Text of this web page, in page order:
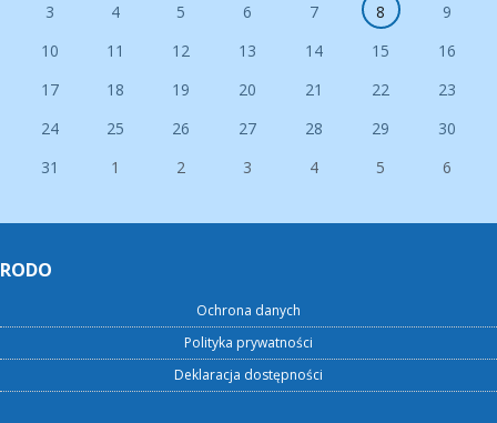
3
4 5 6 7 8
9
10
11 12 13 14 15
16
17
18 19 20 21 22
23
24
25 26 27 28 29
30
31
1 2 3 4 5 6
RODO
Ochrona danych
Polityka prywatności
Deklaracja dostępności